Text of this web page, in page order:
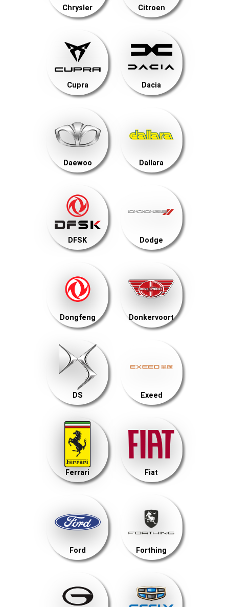
Chrysler Citroen
Cupra Dacia
Daewoo Dallara
DFSK Dodge
Dongfeng Donkervoort
DS Exeed
Ferrari Fiat
Ford Forthing